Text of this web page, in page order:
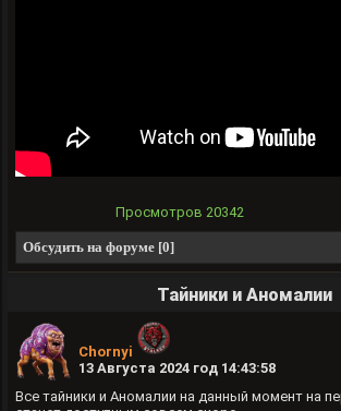
Просмотров 20342
Обсудить на форуме [0]
Тайники и Аномалии
Chornyi
13 Августа 2024 год 14:43:58
Все тайники и Аномалии на данный момент на